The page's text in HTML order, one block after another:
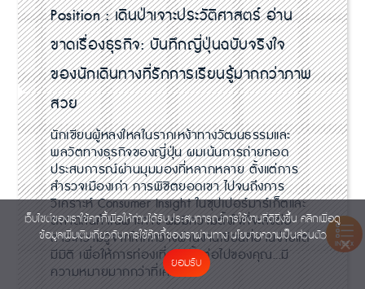
INDEX
Position :เดินป่าเจาะประวัติศาสตร์ อ่าน
ขาดเรื่องธุรกิจ: บันทึกญี่ปุ่นฉบับจริงใจ
ของนักเดินทางที่รักการเรียนรู้มากกว่าภาพ
สวย
นักเขียนผู้หลงใหลในรากเหง้าทางวัฒนธรรมและ
พลวัตทางธุรกิจของญี่ปุ่น ผมเน้นการถ่ายทอด
ประสบการณ์ผ่านมุมมองที่หลากหลาย ตั้งแต่การ
สำรวจเมืองเก่า การพิชิตยอดเขา ไปจนถึงการ
วิเคราะห์ Consumer Insight ในซุปเปอร์มาร์เก็ตและ
ตลาดสินค้าเฉพาะทาง ผมมีความตั้งใจที่จะส่งต่อ
สาระความรู้จากโลกกว้างผ่านงานเขียนที่อ่านง่ายแต่
มีมิติ เพื่อให้การท่องเที่ยวครั้งต่อไปของคุณ...มี
ความหมายมากกว่าที่เคย
เว็บไซต์ของเราใช้คุกกี้เพื่อให้ท่านได้รับประสบการณ์การใช้งานที่ดียิ่งขึ้น คลิกเพื่อดู
ข้อมูลเพิ่มเติมเกี่ยวกับการใช้คุ๊กกี้ของเราผ่านทางนโยบายความเป็นส่วนตัว
ยอมรับ